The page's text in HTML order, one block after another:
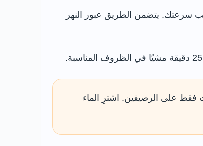
البلدة والأسواق والمقاهي إلى نحو 10 أو 15 دقيقة مشيًا بحسب سرعتك. يتضمن الطريق عبور النهر
فقط على الرصيفين. اشترِ الماء